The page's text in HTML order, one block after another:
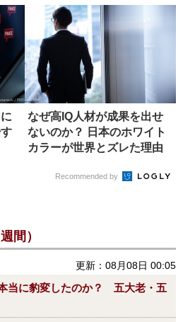
なぜ高IQ人材が成果を出せ
ないのか？ 日本のホワイト
カラーが世界とズレた理由
Recommended by
間）
更新：08月08日 00:05
当に豹変したのか？ 五大老・五